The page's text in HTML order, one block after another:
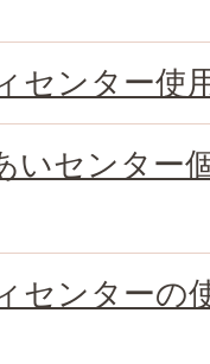
センター使
いセンター
センターの